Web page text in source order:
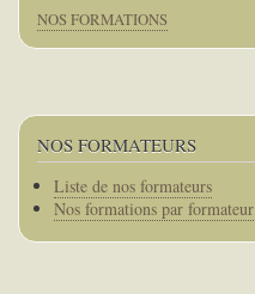
NOS FORMATIONS
NOS FORMATEURS
Corps
Liste de nos formateurs
Nos formations par formateur